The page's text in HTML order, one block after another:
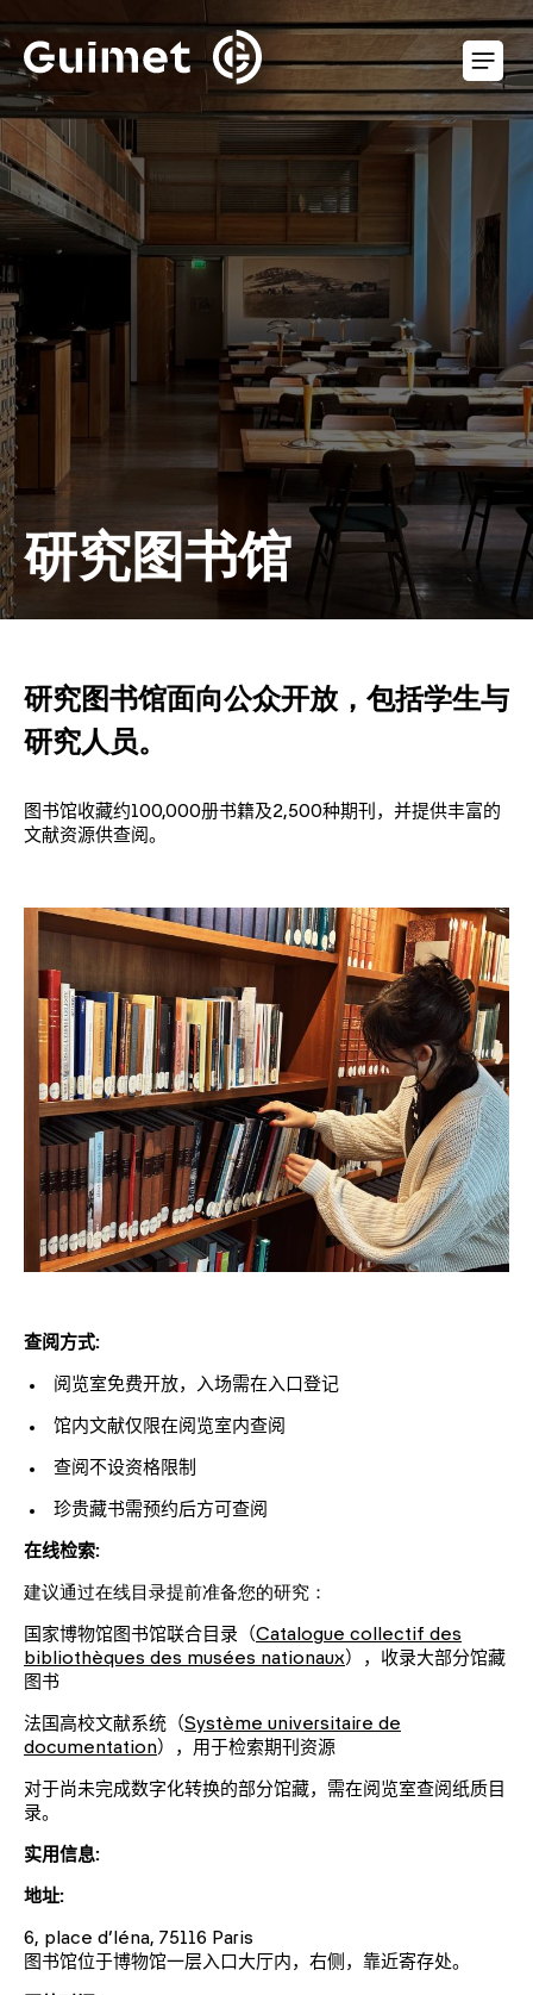
研究图书馆
研究图书馆面向公众开放，包括学生与
研究人员。
图书馆收藏约100,000册书籍及2,500种期刊，并提供丰富的
文献资源供查阅。
查阅方式:
阅览室免费开放，入场需在入口登记
馆内文献仅限在阅览室内查阅
查阅不设资格限制
珍贵藏书需预约后方可查阅
在线检索:
建议通过在线目录提前准备您的研究：
国家博物馆图书馆联合目录（Catalogue collectif des
bibliothèques des musées nationaux），收录大部分馆藏
图书
法国高校文献系统（Système universitaire de
documentation），用于检索期刊资源
对于尚未完成数字化转换的部分馆藏，需在阅览室查阅纸质目
录。
实用信息:
地址:
6, place d’Iéna, 75116 Paris
图书馆位于博物馆一层入口大厅内，右侧，靠近寄存处。